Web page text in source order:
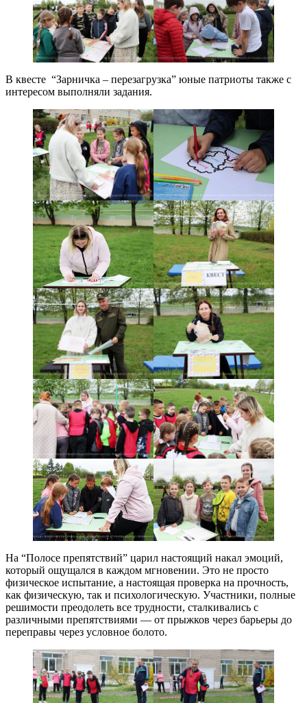
В квесте “Зарничка – перезагрузка” юные патриоты также с
интересом выполняли задания.
На “Полосе препятствий” царил настоящий накал эмоций,
который ощущался в каждом мгновении. Это не просто
физическое испытание, а настоящая проверка на прочность,
как физическую, так и психологическую. Участники, полные
решимости преодолеть все трудности, сталкивались с
различными препятствиями — от прыжков через барьеры до
переправы через условное болото.